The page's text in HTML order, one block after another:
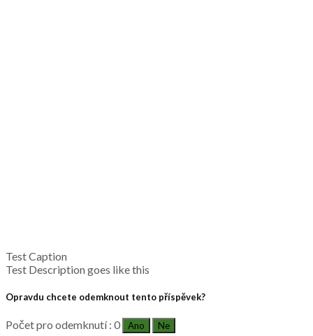
Test Caption
Test Description goes like this
Opravdu chcete odemknout tento příspěvek?
Počet pro odemknutí : 0 Ano Ne